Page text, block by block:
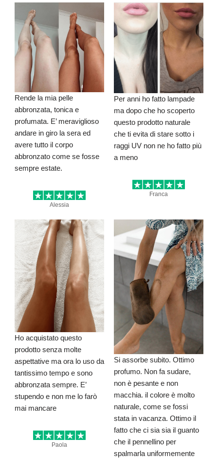
Rende la mia pelle
abbronzata, tonica e
profumata. E’ meraviglioso
andare in giro la sera ed
avere tutto il corpo
abbronzato come se fosse
sempre estate.
Alessia
Per anni ho fatto lampade
ma dopo che ho scoperto
questo prodotto naturale
che ti evita di stare sotto i
raggi UV non ne ho fatto più
a meno
Franca
Ho acquistato questo
prodotto senza molte
aspettative ma ora lo uso da
tantissimo tempo e sono
abbronzata sempre. E’
stupendo e non me lo farò
mai mancare
Paola
Si assorbe subito. Ottimo
profumo. Non fa sudare,
non è pesante e non
macchia. il colore è molto
naturale, come se fossi
stata in vacanza. Ottimo il
fatto che ci sia sia il guanto
che il pennellino per
spalmarla uniformemente